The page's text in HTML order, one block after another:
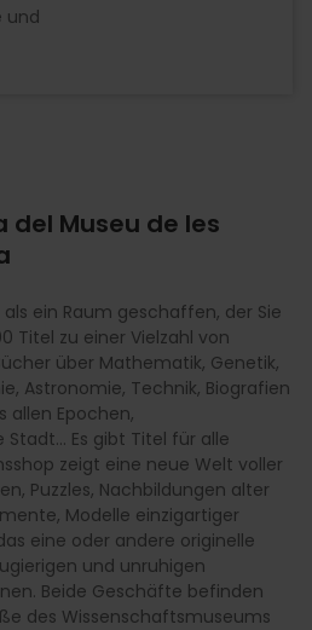
und
del Museu de les
ein Raum geschaffen, der Sie
Titel zu einer Vielzahl von
über Mathematik, Genetik,
Astronomie, Technik, Biografien
allen Epochen,
Es gibt Titel für alle
zeigt eine neue Welt voller
Puzzles, Nachbildungen alter
Modelle einzigartiger
eine oder andere originelle
und unruhigen
Beide Geschäfte befinden
des Wissenschaftsmuseums